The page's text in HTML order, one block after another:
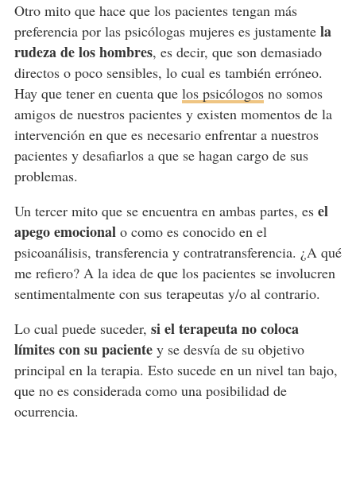
Otro mito que hace que los pacientes tengan más
preferencia por las psicólogas mujeres es justamente la
rudeza de los hombres, es decir, que son demasiado
directos o poco sensibles, lo cual es también erróneo.
Hay que tener en cuenta que los psicólogosno somos
amigos de nuestros pacientes y existen momentos de la
intervención en que es necesario enfrentar a nuestros
pacientes y desafiarlos a que se hagan cargo de sus
problemas.
Un tercer mito que se encuentra en ambas partes, es el
apego emocionalo como es conocido en el
psicoanálisis, transferencia y contratransferencia. ¿A qué
me refiero? A la idea de que los pacientes se involucren
sentimentalmente con sus terapeutas y/o al contrario.
Lo cual puede suceder, si el terapeuta no coloca
límites con su pacientey se desvía de su objetivo
principal en la terapia. Esto sucede en un nivel tan bajo,
que no es considerada como una posibilidad de
ocurrencia.